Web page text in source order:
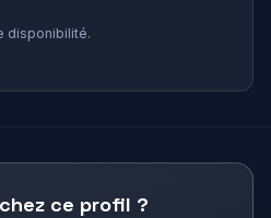
disponibilité.
ce profil ?